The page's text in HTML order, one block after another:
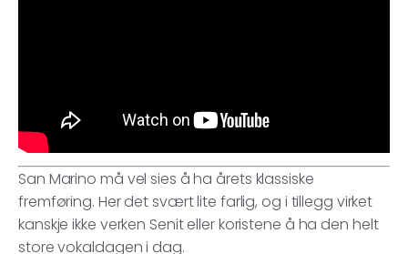
San Marino må vel sies å ha årets klassiske
fremføring. Her det svært lite farlig, og i tillegg virket
kanskje ikke verken Senit eller koristene å ha den helt
store vokaldagen i dag.